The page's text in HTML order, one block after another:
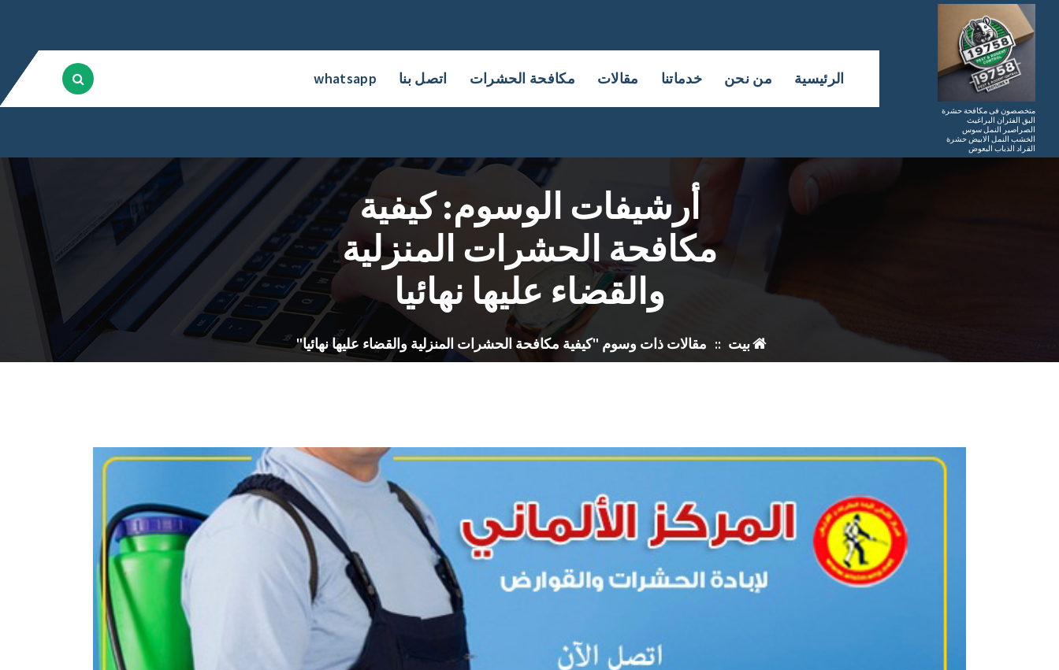
التجاوز
المحتوى
متخصصون فى مكافحة حشرة
البق الفئران البراغيث
الصراصير النمل سوس
الخشب النمل الابيض حشرة
القراد الذباب البعوض
الرئيسية من نحن خدماتنا مقالات مكافحة الحشرات اتصل بنا whatsapp
أرشيفات الوسوم: كيفية
مكافحة الحشرات المنزلية
والقضاء عليها نهائيا
بيت :: مقالات ذات وسوم "كيفية مكافحة الحشرات المنزلية والقضاء عليها نهائيا"